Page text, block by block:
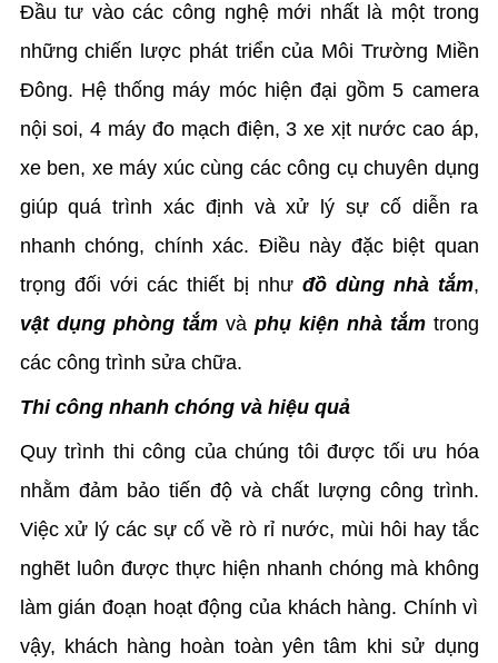
Đầu tư vào các công nghệ mới nhất là một trong
những chiến lược phát triển của Môi Trường Miền
Đông. Hệ thống máy móc hiện đại gồm 5 camera
nội soi, 4 máy đo mạch điện, 3 xe xịt nước cao áp,
xe ben, xe máy xúc cùng các công cụ chuyên dụng
giúp quá trình xác định và xử lý sự cố diễn ra
nhanh chóng, chính xác. Điều này đặc biệt quan
trọng đối với các thiết bị như đồ dùng nhà tắm,
vật dụng phòng tắmvà phụ kiện nhà tắmtrong
các công trình sửa chữa.
Thi công nhanh chóng và hiệu quả
Quy trình thi công của chúng tôi được tối ưu hóa
nhằm đảm bảo tiến độ và chất lượng công trình.
Việc xử lý các sự cố về rò rỉ nước, mùi hôi hay tắc
nghẽt luôn được thực hiện nhanh chóng mà không
làm gián đoạn hoạt động của khách hàng. Chính vì
vậy, khách hàng hoàn toàn yên tâm khi sử dụng